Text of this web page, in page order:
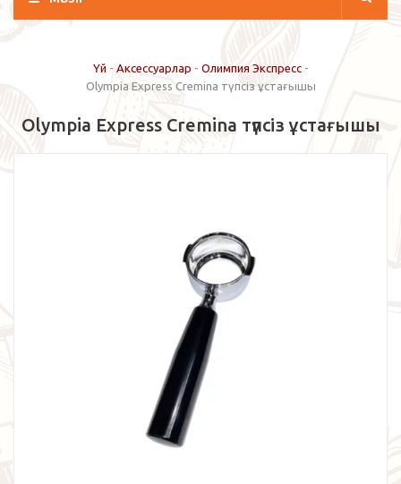
Үй - Аксессуарлар - Олимпия Экспресс-
Olympia Express Cremina түпсіз ұстағышы
Olympia Express Cremina түпсіз ұстағышы